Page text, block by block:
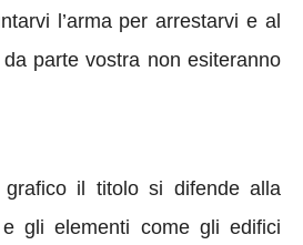
l’arma per arrestarvi e al
parte vostra non esiteranno
il titolo si difende alla
gli elementi come gli edifici